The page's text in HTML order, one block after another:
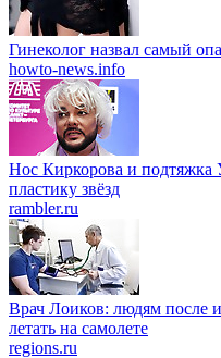
Гинеколог назвал самый
howto-news.info
Нос Киркорова и подтяжка
пластику звёзд
rambler.ru
Врач Лоиков: людям после
летать на самолете
regions.ru